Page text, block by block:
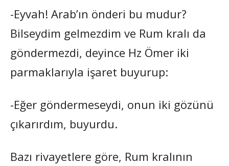
-Eyvah! Arab’ın önderi bu mudur?
Bilseydim gelmezdim ve Rum kralı da
göndermezdi, deyince Hz Ömer iki
parmaklarıyla işaret buyurup:
-Eğer göndermeseydi, onun iki gözünü
çıkarırdım, buyurdu.
Bazı rivayetlere göre, Rum kralının